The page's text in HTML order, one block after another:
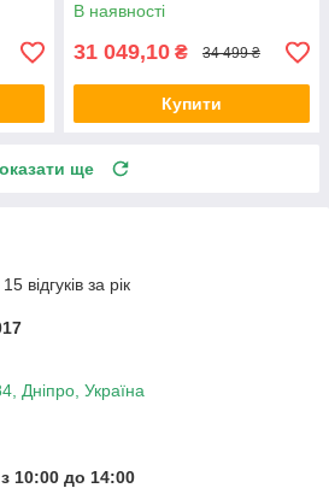
В наявності
31 049,10 ₴ 34 499 ₴
Купити
ще
відгуків за рік
Дніпро, Україна
10:00 до 14:00